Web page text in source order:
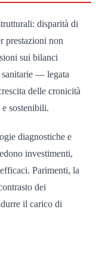
disparità di
prestazioni non
sui bilanci
sanitarie — legata
delle cronicità
sostenibili.
diagnostiche e
investimenti,
Parimenti, la
dei
il carico di